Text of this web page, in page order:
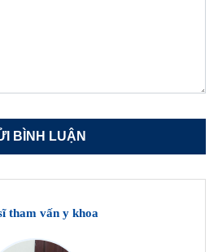
tham vấn y khoa